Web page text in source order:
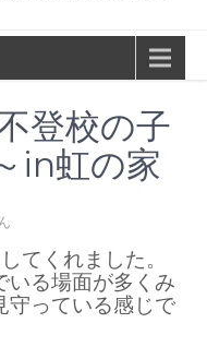
登校の子
in虹の家
てくれました。
いる場面が多くみ
守っている感じで